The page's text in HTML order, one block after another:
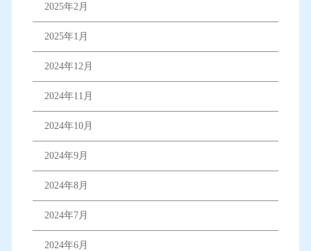
2025年2月
2025年1月
2024年12月
2024年11月
2024年10月
2024年9月
2024年8月
2024年7月
2024年6月